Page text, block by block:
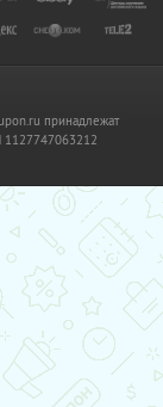
принадлежат
1127747063212